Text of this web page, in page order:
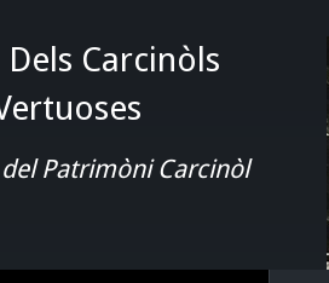
Dels Carcinòls
Patrimòni Carcinòl